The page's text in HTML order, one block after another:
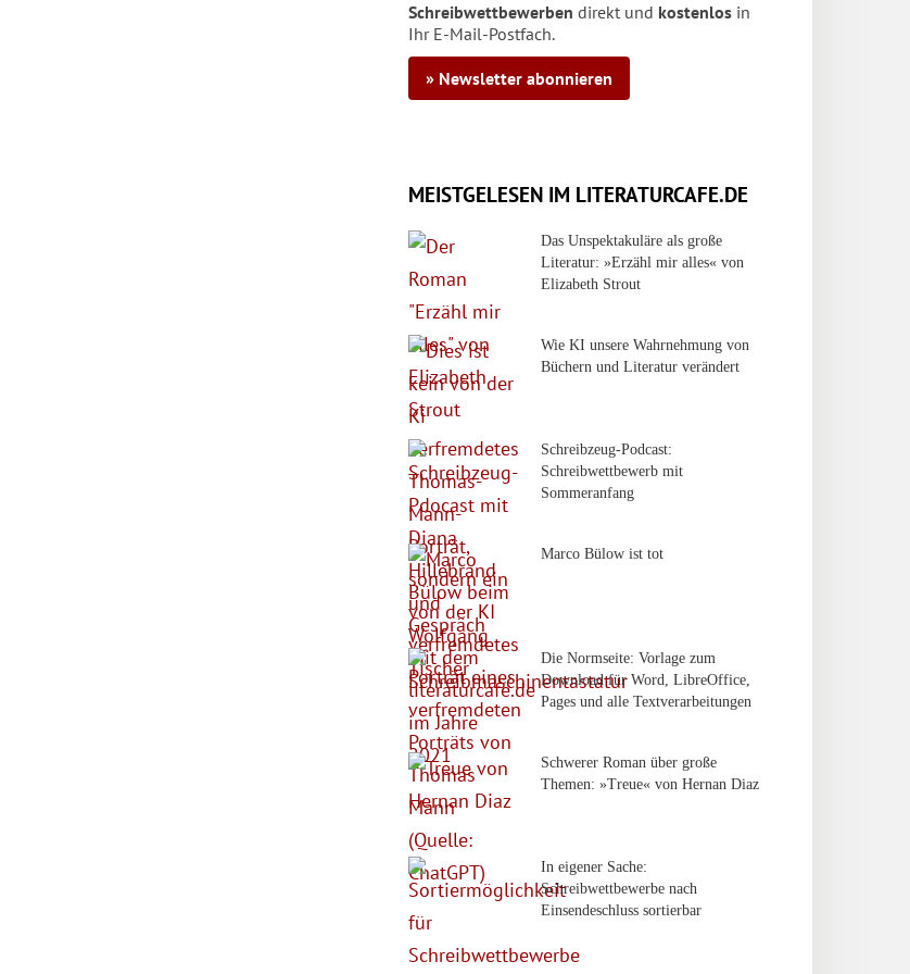
Schreibwettbewerben direkt und kostenlos in
Ihr E-Mail-Postfach.
» Newsletter abonnieren
MEISTGELESEN IM LITERATURCAFE.DE
Das Unspektakuläre als große
Literatur: »Erzähl mir alles« von
Elizabeth Strout
Wie KI unsere Wahrnehmung von
Büchern und Literatur verändert
Schreibzeug-Podcast:
Schreibwettbewerb mit
Sommeranfang
Marco Bülow ist tot
Die Normseite: Vorlage zum
Download für Word, LibreOffice,
Pages und alle Textverarbeitungen
Schwerer Roman über große
Themen: »Treue« von Hernan Diaz
In eigener Sache:
Schreibwettbewerbe nach
Einsendeschluss sortierbar